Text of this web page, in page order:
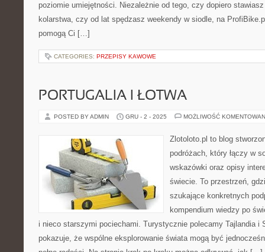
poziomie umiejętności. Niezależnie od tego, czy dopiero
kolarstwa, czy od lat spędzasz weekendy w siodle, na
pomogą Ci […]
CATEGORIES: PRZEPISY KAWOWE
PORTUGALIA I ŁOTWA
POSTED BY ADMIN GRU - 2 - 2025 MOŻLIWOŚĆ
Zlotoloto.pl to blog
podróżach, który łączy w
wskazówki oraz opisy
świecie. To przestrzeń,
szukające konkretnych
kompendium wiedzy po
i nieco starszymi pociechami. Turystycznie polecamy Tajlandia i
pokazuje, że wspólne eksplorowanie świata mogą być